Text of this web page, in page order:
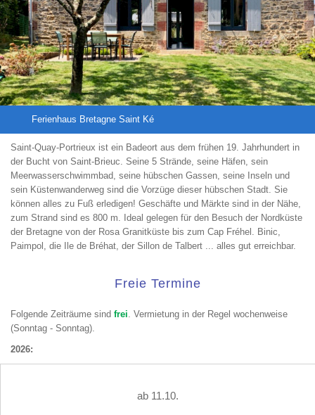
Ferienhaus Bretagne Saint Ké
Saint-Quay-Portrieux ist ein Badeort aus dem frühen 19. Jahrhundert in
der Bucht von Saint-Brieuc. Seine 5 Strände, seine Häfen, sein
Meerwasserschwimmbad, seine hübschen Gassen, seine Inseln und
sein Küstenwanderweg sind die Vorzüge dieser hübschen Stadt. Sie
können alles zu Fuß erledigen! Geschäfte und Märkte sind in der Nähe,
zum Strand sind es 800 m. Ideal gelegen für den Besuch der Nordküste
der Bretagne von der Rosa Granitküste bis zum Cap Fréhel. Binic,
Paimpol, die Ile de Bréhat, der Sillon de Talbert ... alles gut erreichbar.
Freie Termine
Folgende Zeiträume sind frei. Vermietung in der Regel wochenweise
(Sonntag - Sonntag).
2026:
ab 11.10.